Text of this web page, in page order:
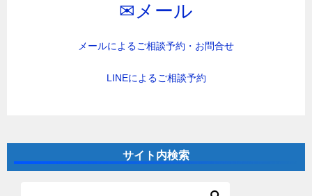
✉︎メール
メールによるご相談予約・お問合せ
LINEによるご相談予約
サイト内検索